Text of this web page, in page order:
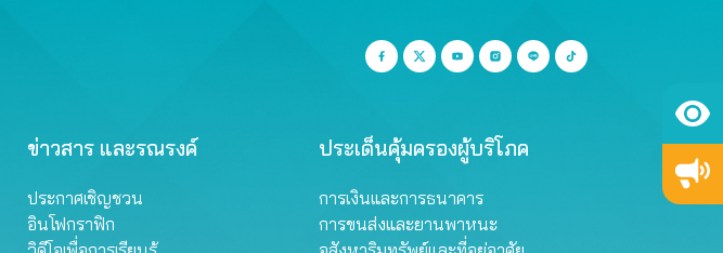
ข่าวสาร และรณรงค์
ประกาศเชิญชวน
อินโฟกราฟิก
ประเด็นคุ้มครองผู้บริโภค
การเงินและการธนาคาร
การขนส่งและยานพาหนะ